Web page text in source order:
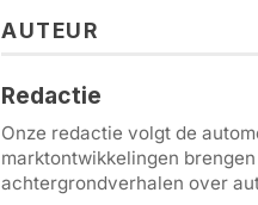
AUTEUR
Redactie
Onze redactie volgt de
marktontwikkelingen
achtergrondverhalen over